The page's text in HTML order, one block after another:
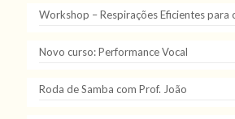
Workshop – Respirações Eficientes para
Novo curso: Performance Vocal
Roda de Samba com Prof. João